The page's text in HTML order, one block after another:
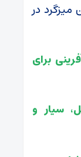
در
برای
سیار و